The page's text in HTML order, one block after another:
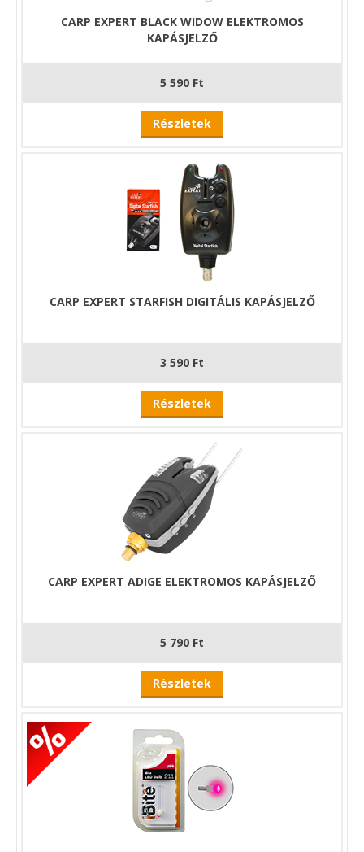
CARP EXPERT BLACK WIDOW ELEKTROMOS
KAPÁSJELZŐ
5 590 Ft
Részletek
CARP EXPERT STARFISH DIGITÁLIS KAPÁSJELZŐ
3 590 Ft
Részletek
CARP EXPERT ADIGE ELEKTROMOS KAPÁSJELZŐ
5 790 Ft
Részletek